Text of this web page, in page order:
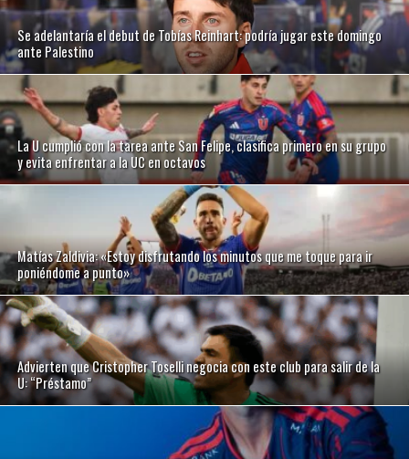
Se adelantaría el debut de Tobías Reinhart: podría jugar este domingo
ante Palestino
La U cumplió con la tarea ante San Felipe, clasifica primero en su grupo
y evita enfrentar a la UC en octavos
Matías Zaldivia: «Estoy disfrutando los minutos que me toque para ir
poniéndome a punto»
Advierten que Cristopher Toselli negocia con este club para salir de la
U: “Préstamo”